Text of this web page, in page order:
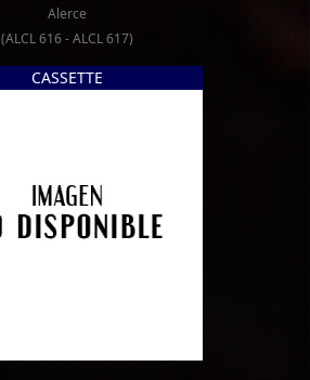
Alerce
(ALCL 616 - ALCL 617)
CASSETTE